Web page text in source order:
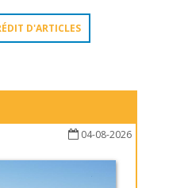
D'ARTICLES
04-08-2026